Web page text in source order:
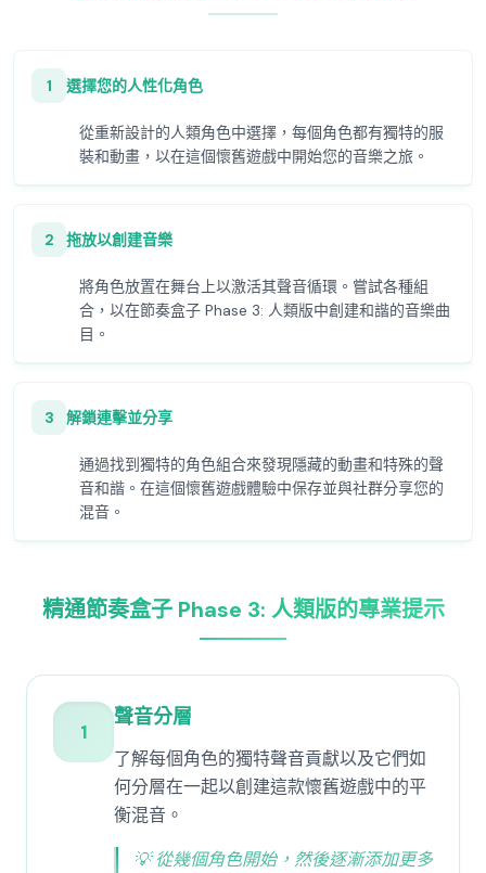
1 選擇您的人性化角色
從重新設計的人類角色中選擇，每個角色都有獨特的服
裝和動畫，以在這個懷舊遊戲中開始您的音樂之旅。
2 拖放以創建音樂
將角色放置在舞台上以激活其聲音循環。嘗試各種組
合，以在節奏盒子 Phase 3: 人類版中創建和諧的音樂曲
目。
3 解鎖連擊並分享
通過找到獨特的角色組合來發現隱藏的動畫和特殊的聲
音和諧。在這個懷舊遊戲體驗中保存並與社群分享您的
混音。
精通節奏盒子 Phase 3: 人類版的專業提示
1
聲音分層
了解每個角色的獨特聲音貢獻以及它們如
何分層在一起以創建這款懷舊遊戲中的平
衡混音。
💡從幾個角色開始，然後逐漸添加更多